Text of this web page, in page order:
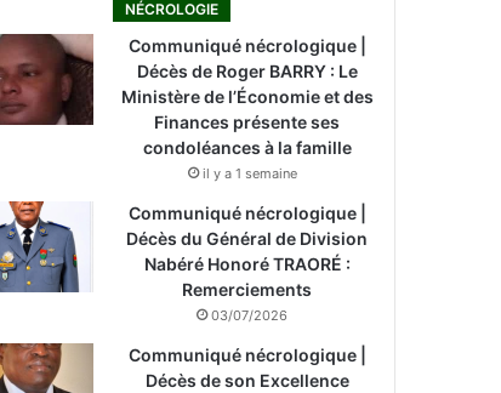
NÉCROLOGIE
Communiqué nécrologique |
Décès de Roger BARRY : Le
Ministère de l’Économie et des
Finances présente ses
condoléances à la famille
il y a 1 semaine
Communiqué nécrologique |
Décès du Général de Division
Nabéré Honoré TRAORÉ :
Remerciements
03/07/2026
Communiqué nécrologique |
Décès de son Excellence